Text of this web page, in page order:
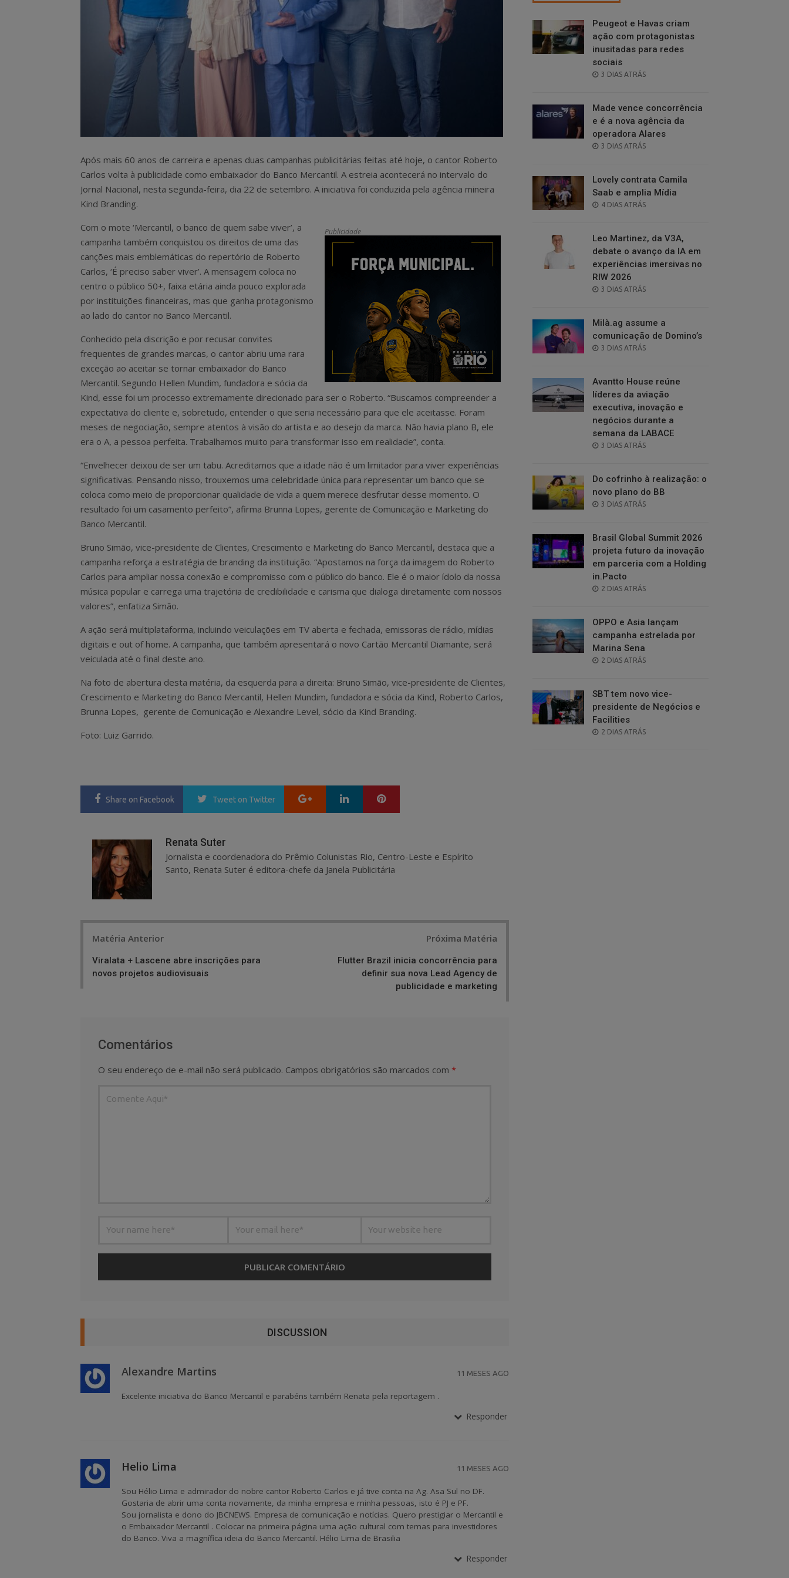
Após mais 60 anos de carreira e apenas duas campanhas publicitárias feitas até hoje, o cantor Roberto
Carlos volta à publicidade como embaixador do Banco Mercantil. A estreia acontecerá no intervalo do
Jornal Nacional, nesta segunda-feira, dia 22 de setembro. A iniciativa foi conduzida pela agência mineira
Kind Branding.
Publicidade
Com o mote ‘Mercantil, o banco de quem sabe viver’, a
campanha também conquistou os direitos de uma das
canções mais emblemáticas do repertório de Roberto
Carlos, ‘É preciso saber viver’. A mensagem coloca no
centro o público 50+, faixa etária ainda pouco explorada
por instituições financeiras, mas que ganha protagonismo
ao lado do cantor no Banco Mercantil.
Conhecido pela discrição e por recusar convites
frequentes de grandes marcas, o cantor abriu uma rara
exceção ao aceitar se tornar embaixador do Banco
Mercantil. Segundo Hellen Mundim, fundadora e sócia da
Kind, esse foi um processo extremamente direcionado para ser o Roberto. “Buscamos compreender a
expectativa do cliente e, sobretudo, entender o que seria necessário para que ele aceitasse. Foram
meses de negociação, sempre atentos à visão do artista e ao desejo da marca. Não havia plano B, ele
era o A, a pessoa perfeita. Trabalhamos muito para transformar isso em realidade”, conta.
“Envelhecer deixou de ser um tabu. Acreditamos que a idade não é um limitador para viver experiências
significativas. Pensando nisso, trouxemos uma celebridade única para representar um banco que se
coloca como meio de proporcionar qualidade de vida a quem merece desfrutar desse momento. O
resultado foi um casamento perfeito”, afirma Brunna Lopes, gerente de Comunicação e Marketing do
Banco Mercantil.
Bruno Simão, vice-presidente de Clientes, Crescimento e Marketing do Banco Mercantil, destaca que a
campanha reforça a estratégia de branding da instituição. “Apostamos na força da imagem do Roberto
Carlos para ampliar nossa conexão e compromisso com o público do banco. Ele é o maior ídolo da nossa
música popular e carrega uma trajetória de credibilidade e carisma que dialoga diretamente com nossos
valores”, enfatiza Simão.
A ação será multiplataforma, incluindo veiculações em TV aberta e fechada, emissoras de rádio, mídias
digitais e out of home. A campanha, que também apresentará o novo Cartão Mercantil Diamante, será
veiculada até o final deste ano.
Na foto de abertura desta matéria, da esquerda para a direita: Bruno Simão, vice-presidente de Clientes,
Crescimento e Marketing do Banco Mercantil, Hellen Mundim, fundadora e sócia da Kind, Roberto Carlos,
Brunna Lopes, gerente de Comunicação e Alexandre Level, sócio da Kind Branding.
Foto: Luiz Garrido.
Share on Facebook Tweet on Twitter Google+ LinkedIn
Renata Suter
Jornalista e coordenadora do Prêmio Colunistas Rio, Centro-Leste e Espírito
Santo, Renata Suter é editora-chefe da Janela Publicitária
Matéria Anterior
Viralata + Lascene abre inscrições para
novos projetos audiovisuais
Próxima Matéria
Flutter Brazil inicia concorrência para
definir sua nova Lead Agency de
publicidade e marketing
Comentários
O seu endereço de e-mail não será publicado. Campos obrigatórios são marcados com *
DISCUSSION
Alexandre Martins 11 MESES AGO
Excelente iniciativa do Banco Mercantil e parabéns também Renata pela reportagem .
Responder
Helio Lima 11 MESES AGO
Sou Hélio Lima e admirador do nobre cantor Roberto Carlos e já tive conta na Ag. Asa Sul no DF.
Gostaria de abrir uma conta novamente, da minha empresa e minha pessoas, isto é PJ e PF.
Sou jornalista e dono do JBCNEWS. Empresa de comunicação e notícias. Quero prestigiar o Mercantil e
o Embaixador Mercantil . Colocar na primeira página uma ação cultural com temas para investidores
do Banco. Viva a magnífica ideia do Banco Mercantil. Hélio Lima de Brasilia
Responder
Peugeot e Havas criam
ação com protagonistas
inusitadas para redes
sociais
POSTED
3 DIAS ATRÁS
Made vence concorrência
e é a nova agência da
operadora Alares
POSTED
3 DIAS ATRÁS
Lovely contrata Camila
Saab e amplia Mídia
POSTED
4 DIAS ATRÁS
Leo Martinez, da V3A,
debate o avanço da IA em
experiências imersivas no
RIW 2026
POSTED
3 DIAS ATRÁS
Milà.ag assume a
comunicação de Domino’s
POSTED
3 DIAS ATRÁS
Avantto House reúne
líderes da aviação
executiva, inovação e
negócios durante a
semana da LABACE
POSTED
3 DIAS ATRÁS
Do cofrinho à realização: o
novo plano do BB
POSTED
3 DIAS ATRÁS
Brasil Global Summit 2026
projeta futuro da inovação
em parceria com a Holding
in.Pacto
POSTED
2 DIAS ATRÁS
OPPO e Asia lançam
campanha estrelada por
Marina Sena
POSTED
2 DIAS ATRÁS
SBT tem novo vice-
presidente de Negócios e
Facilities
POSTED
2 DIAS ATRÁS